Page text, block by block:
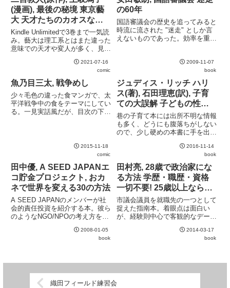
(漫画), 最後の秘境 東京藝
大 天才たちのカオスな日
常 (1) (2) (3)
Kindle Unlimitedで3巻まで一気読
み。藝大は理工系とはまた違った
意味での天才や変人が多く、見て
しまった人が多いのは予想通りだ
ったが、特に好きでもないにもか
かわらず藝大に入ってしまう人が
2021-07-16
comic
の60年
国語審議会の歴史を追ってみると
時流に流された "迷走" としか言
えないものであった。効率を重視
の大きな要因であるものの、その
バランスが世間の空気や政治的な
意図によって大きく...
2009-11-07
book
魚乃目三太, 戦争めし
少々毛色の違った食マンガで、太
平洋戦争中の食をテーマにしてい
る。一見実話風だが、目次の下に
ないものの、純粋にフィクション
と割りきって読む分には文句なし
に...
2015-11-18
comic
ジュディス・リッチ ハリ
ス(著), 石田理恵(訳), 子育
ての大誤解 子どもの性格
を決定するものは何か
巷の子育て本には出所不明な情報
も多く、どうにも腹落ちがしない
ので、少し硬めの本書に手を出し
古も結構な値段なので、地元図書
館で拝借。"育児のしかたが子ど
もの性格と将来を決定する" とい
ういわゆる子育て神話や、"出...
2016-11-14
book
田中優, A SEED JAPANエ
コ貯金プロジェクト, おカ
ネで世界を変える30の方法
A SEED JAPANのメンバーが社
会的責任投資を紹介する本。彼ら
のようなNGO/NPOの考え方を知
しながら、本当に彼らの言う仕組
みを実現した際にどれだけ負の効
2008-01-05
book
田村亮, 28歳で政治家にな
る方法 学歴・職歴・資格
一切不要! 25歳以上なら誰
でもなれる!
市議会議員を就職先の一つとして
捉えた指南本。着眼点は面白い
が、経験則中心で客観的なデータ
選挙用品ドットコムの代表でもあ
るので、そのバイアスがかかって
2014-03-17
book
織田フィールド練習会